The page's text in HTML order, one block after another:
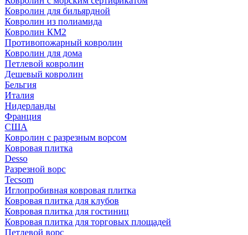
Ковролин для бильярдной
Ковролин из полиамида
Ковролин КМ2
Противопожарный ковролин
Ковролин для дома
Петлевой ковролин
Дешевый ковролин
Бельгия
Италия
Нидерланды
Франция
США
Ковролин с разрезным ворсом
Ковровая плитка
Desso
Разрезной ворс
Tecsom
Иглопробивная ковровая плитка
Ковровая плитка для клубов
Ковровая плитка для гостиниц
Ковровая плитка для торговых площадей
Петлевой ворс